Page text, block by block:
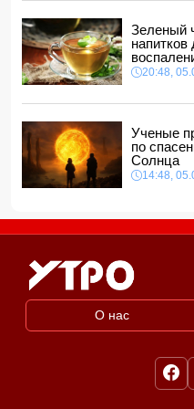
гибелью граждан
морях
12:40, 06.08.2026
Зеленый
20:48,
Ученые
по
Солнца
14:48,
О нас